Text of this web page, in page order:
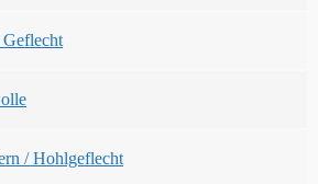
Geflecht
/ Hohlgeflecht